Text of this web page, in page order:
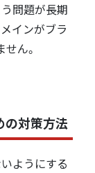
問題が長期
インがブラ
ん。
の対策方法
ようにする